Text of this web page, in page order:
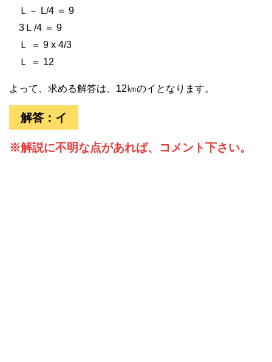
Ｌ－ L/4 ＝ 9
3Ｌ/4 ＝ 9
Ｌ ＝ 9 x 4/3
Ｌ ＝ 12
よって、求める解答は、12㎞のイとなります。
解答：イ
※解説に不明な点があれば、コメント下さい。